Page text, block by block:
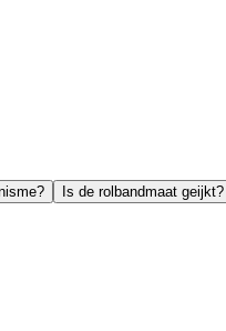
Is de rolbandmaat geijkt?